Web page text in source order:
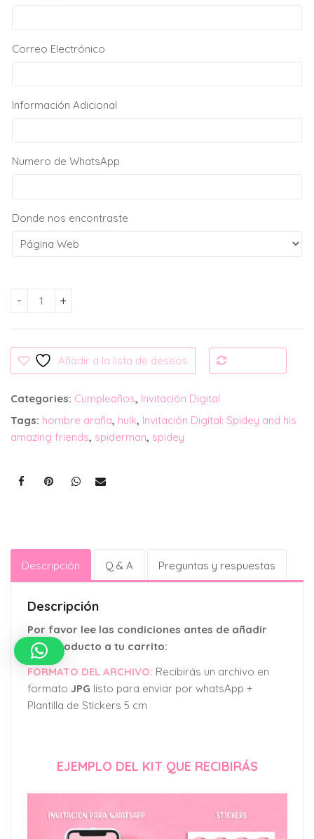
Correo Electrónico
Información Adicional
Numero de WhatsApp
Donde nos encontraste
Invitación Digital: Spidey and his amazing friends
Añadir a la lista de deseos
Categories: Cumpleaños, Invitación Digital
Tags: hombre araña, hulk, Invitación Digital: Spidey and his
amazing friends, spiderman, spidey
Descripción Q & A Preguntas y respuestas
Descripción
Por favor lee las condiciones antes de añadir
este producto a tu carrito:
FORMATO DEL ARCHIVO: Recibirás un archivo en
formato JPG listo para enviar por whatsApp +
Plantilla de Stickers 5 cm
EJEMPLO DEL KIT QUE RECIBIRÁS